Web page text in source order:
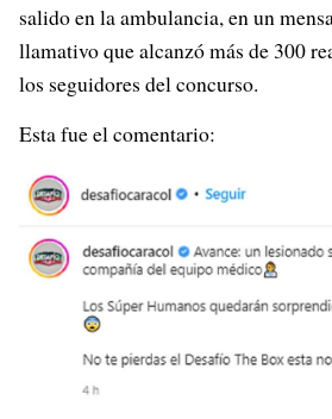
salido en la ambulancia, en un
llamativo que alcanzó más de 300
los seguidores del concurso.
Esta fue el comentario: